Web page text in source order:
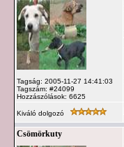
Tagság: 2005-11-27 14:41:03
Tagszám: #24099
Hozzászólások: 6625
Kiváló dolgozó
Csömörkuty